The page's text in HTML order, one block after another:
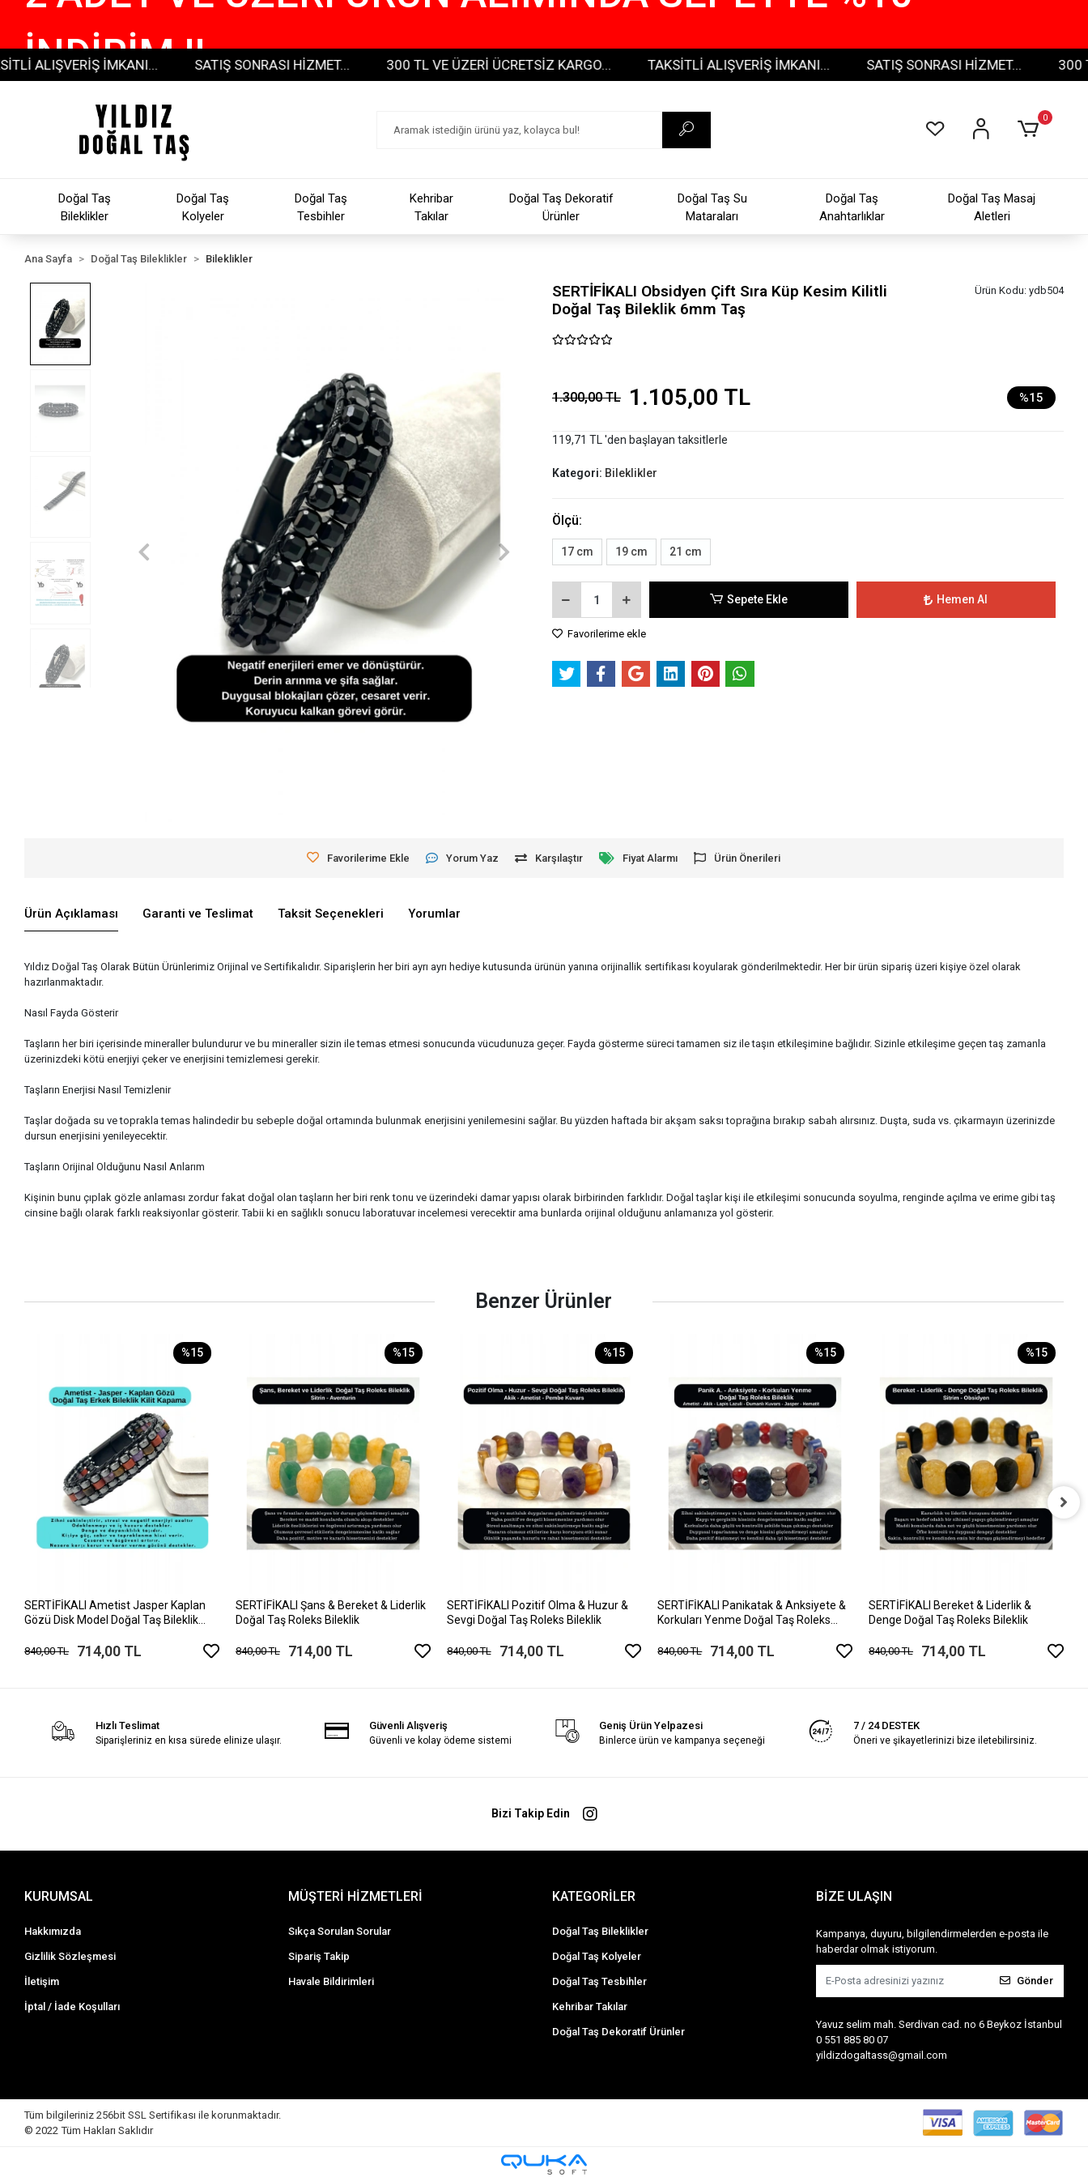
İNDİRİM !!
İMKANI... SATIŞ SONRASI HİZMET... 300 TL VE ÜZERİ ÜCRETSİZ KARGO... TAKSİTLİ ALIŞVERİŞ İMKANI... SATIŞ SONRASI HİZMET... 300 TL VE
0
Doğal Taş
Bileklikler
Doğal Taş
Kolyeler
Doğal Taş
Tesbihler
Kehribar
Takılar
Doğal Taş Dekoratif
Ürünler
Doğal Taş Su
Mataraları
Doğal Taş
Anahtarlıklar
Doğal Taş Masaj
Aletleri
Ana Sayfa Doğal Taş Bileklikler Bileklikler
SERTİFİKALI Obsidyen Çift Sıra Küp Kesim Kilitli
Doğal Taş Bileklik 6mm Taş
Ürün Kodu: ydb504
1.300,00 TL 1.105,00 TL %15
119,71 TL 'den başlayan taksitlerle
Kategori: Bileklikler
Ölçü:
17 cm 19 cm 21 cm
Sepete Ekle Hemen Al
Favorilerime ekle
Favorilerime Ekle Yorum Yaz Karşılaştır Fiyat Alarmı Ürün Önerileri
Ürün Açıklaması Garanti ve Teslimat Taksit Seçenekleri Yorumlar
Yıldız Doğal Taş Olarak Bütün Ürünlerimiz Orijinal ve Sertifikalıdır. Siparişlerin her biri ayrı ayrı hediye kutusunda ürünün yanına orijinallik sertifikası koyularak gönderilmektedir. Her bir ürün sipariş üzeri kişiye özel olarak
hazırlanmaktadır.
Nasıl Fayda Gösterir
Taşların her biri içerisinde mineraller bulundurur ve bu mineraller sizin ile temas etmesi sonucunda vücudunuza geçer. Fayda gösterme süreci tamamen siz ile taşın etkileşimine bağlıdır. Sizinle etkileşime geçen taş zamanla
üzerinizdeki kötü enerjiyi çeker ve enerjisini temizlemesi gerekir.
Taşların Enerjisi Nasıl Temizlenir
Taşlar doğada su ve toprakla temas halindedir bu sebeple doğal ortamında bulunmak enerjisini yenilemesini sağlar. Bu yüzden haftada bir akşam saksı toprağına bırakıp sabah alırsınız. Duşta, suda vs. çıkarmayın üzerinizde
dursun enerjisini yenileyecektir.
Taşların Orijinal Olduğunu Nasıl Anlarım
Kişinin bunu çıplak gözle anlaması zordur fakat doğal olan taşların her biri renk tonu ve üzerindeki damar yapısı olarak birbirinden farklıdır. Doğal taşlar kişi ile etkileşimi sonucunda soyulma, renginde açılma ve erime gibi taş
cinsine bağlı olarak farklı reaksiyonlar gösterir. Tabii ki en sağlıklı sonucu laboratuvar incelemesi verecektir ama bunlarda orijinal olduğunu anlamanıza yol gösterir.
Benzer Ürünler
%15
SERTİFİKALI Ametist Jasper Kaplan
Gözü Disk Model Doğal Taş Bileklik
840,00 TL 714,00 TL
%15
SERTİFİKALI Şans & Bereket & Liderlik
Doğal Taş Roleks Bileklik
840,00 TL 714,00 TL
%15
SERTİFİKALI Pozitif Olma & Huzur &
Sevgi Doğal Taş Roleks Bileklik
840,00 TL 714,00 TL
%15
SERTİFİKALI Panikatak & Anksiyete &
Korkuları Yenme Doğal Taş Roleks
840,00 TL 714,00 TL
%15
SERTİFİKALI Bereket & Liderlik &
Denge Doğal Taş Roleks Bileklik
840,00 TL 714,00 TL
Hızlı Teslimat
Siparişleriniz en kısa sürede elinize ulaşır.
Güvenli Alışveriş
Güvenli ve kolay ödeme sistemi
Geniş Ürün Yelpazesi
Binlerce ürün ve kampanya seçeneği
7 / 24 DESTEK
Öneri ve şikayetlerinizi bize iletebilirsiniz.
Bizi Takip Edin
KURUMSAL
Hakkımızda
Gizlilik Sözleşmesi
İletişim
İptal / İade Koşulları
MÜŞTERİ HİZMETLERİ
Sıkça Sorulan Sorular
Sipariş Takip
Havale Bildirimleri
KATEGORİLER
Doğal Taş Bileklikler
Doğal Taş Kolyeler
Doğal Taş Tesbihler
Kehribar Takılar
Doğal Taş Dekoratif Ürünler
BİZE ULAŞIN
Kampanya, duyuru, bilgilendirmelerden e-posta ile
haberdar olmak istiyorum.
Gönder
Yavuz selim mah. Serdivan cad. no 6 Beykoz İstanbul
0 551 885 80 07
yildizdogaltass@gmail.com
Tüm bilgileriniz 256bit SSL Sertifikası ile korunmaktadır.
© 2022Tüm Hakları Saklıdır